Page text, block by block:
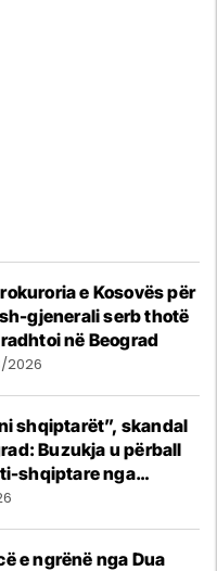
e Kosovës për
gjenerali serb thotë
në Beograd
2026
shqiptarët”, skandal
Buzukja u përball
shqiptare nga
e ngrënë nga Dua